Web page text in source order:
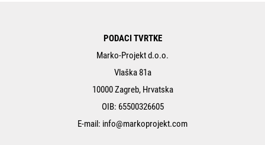
PODACI TVRTKE
Marko-Projekt d.o.o.
Vlaška 81a
10000 Zagreb, Hrvatska
OIB: 65500326605
E-mail: info@markoprojekt.com